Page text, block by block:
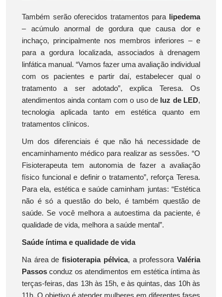
Também serão oferecidos tratamentos para
lipedema
– acúmulo anormal de gordura que causa dor e
inchaço, principalmente nos membros inferiores – e
para a gordura localizada, associados à drenagem
linfática manual. “Vamos fazer uma avaliação individual
com os pacientes e partir daí, estabelecer qual o
tratamento a ser adotado”, explica Teresa. Os
atendimentos ainda contam com o uso de luz de LED,
tecnologia aplicada tanto em estética quanto em
tratamentos clínicos.
Um dos diferenciais é que não há necessidade de
encaminhamento médico para realizar as sessões. “O
Fisioterapeuta tem autonomia de fazer a avaliação
físico funcional e definir o tratamento”, reforça Teresa.
Para ela, estética e saúde caminham juntas: “Estética
não é só a questão do belo, é também questão de
saúde. Se você melhora a autoestima da paciente, é
qualidade de vida, melhora a saúde mental”.
Saúde íntima e qualidade de vida
Na área defisioterapia pélvica, a professoraValéria
Passos conduz os atendimentos em estética íntima às
terças-feiras, das 13h às 15h, e às quintas, das 10h às